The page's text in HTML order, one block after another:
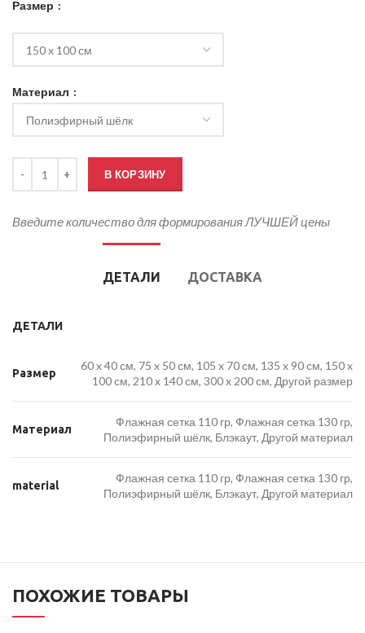
Размер
Материал
В КОРЗИНУ
Введите количество для формирования ЛУЧШЕЙ цены
ДЕТАЛИ ДОСТАВКА
ДЕТАЛИ
Размер
60 x 40 см, 75 x 50 см, 105 x 70 см, 135 x 90 см, 150 x
100 см, 210 x 140 см, 300 x 200 см, Другой размер
Материал
Флажная сетка 110 гр, Флажная сетка 130 гр,
Полиэфирный шёлк, Блэкаут, Другой материал
material
Флажная сетка 110 гр, Флажная сетка 130 гр,
Полиэфирный шёлк, Блэкаут, Другой материал
ПОХОЖИЕ ТОВАРЫ